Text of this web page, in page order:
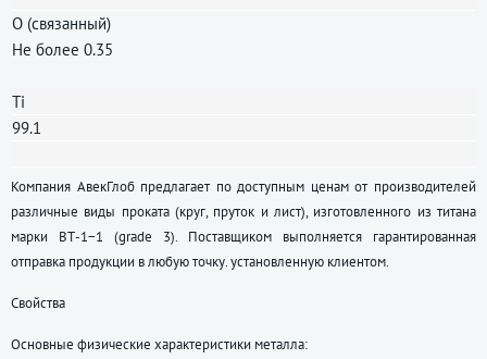
O (связанный)
Не более 0.35
Ti
99.1
Компания АвекГлоб предлагает по доступным ценам от производителей
различные виды проката (круг, пруток и лист), изготовленного из титана
марки ВТ-1−1 (grade 3). Поставщиком выполняется гарантированная
отправка продукции в любую точку. установленную клиентом.
Свойства
Основные физические характеристики металла: